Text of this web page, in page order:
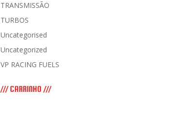
TRANSMISSÃO
TURBOS
Uncategorised
Uncategorized
VP RACING FUELS
/// CARRINHO ///